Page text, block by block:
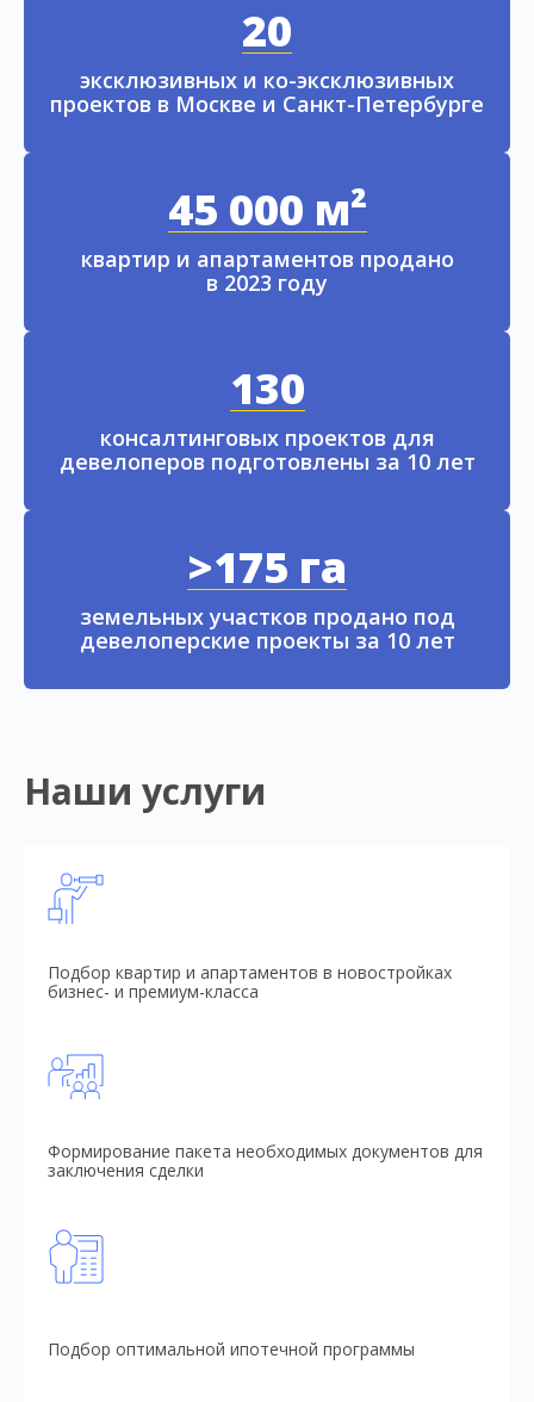
20
эксклюзивных и ко-эксклюзивных
проектов в Москве и Санкт-Петербурге
45 000 м²
квартир и апартаментов продано
в 2023 году
130
консалтинговых проектов для
девелоперов подготовлены за 10 лет
>175 га
земельных участков продано под
девелоперские проекты за 10 лет
Наши услуги
Подбор квартир и апартаментов в новостройках
бизнес- и премиум-класса
Формирование пакета необходимых документов для
заключения сделки
Подбор оптимальной ипотечной программы